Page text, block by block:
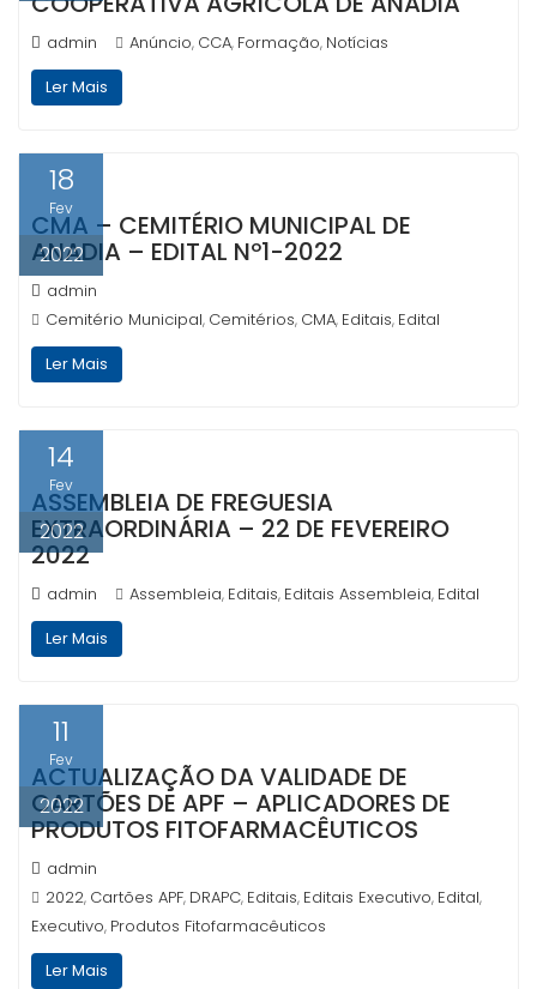
admin Anúncio, CCA, Formação, Notícias
Ler Mais
18
Fev
2022
CMA – CEMITÉRIO MUNICIPAL DE
ANADIA – EDITAL Nº1-2022
admin
Cemitério Municipal, Cemitérios, CMA, Editais, Edital
Ler Mais
14
Fev
2022
ASSEMBLEIA DE FREGUESIA
EXTRAORDINÁRIA – 22 DE FEVEREIRO
2022
admin Assembleia, Editais, Editais Assembleia, Edital
Ler Mais
11
Fev
2022
ACTUALIZAÇÃO DA VALIDADE DE
CARTÕES DE APF – APLICADORES DE
PRODUTOS FITOFARMACÊUTICOS
admin
2022, Cartões APF, DRAPC, Editais, Editais Executivo, Edital,
Executivo, Produtos Fitofarmacêuticos
Ler Mais